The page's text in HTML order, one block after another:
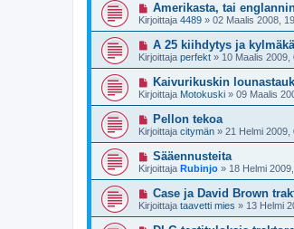
Amerikasta, tai
Kirjoittaja 4489 » 02 Maalis 2008,
A 25 kiihdytys ja
Kirjoittaja perfekt » 10 Maalis 2009,
Kaivurikuskin
Kirjoittaja Motokuski » 09 Maalis
Pellon tekoa
Kirjoittaja citymän » 21 Helmi 2009,
Sääennusteita
Kirjoittaja Rubinjo » 18 Helmi
Case ja David Brown
Kirjoittaja taavetti mies » 13 Helmi